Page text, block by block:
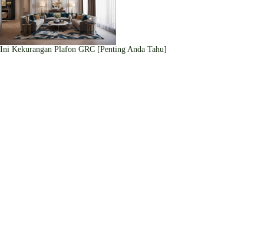
Ini Kekurangan Plafon GRC [Penting Anda Tahu]